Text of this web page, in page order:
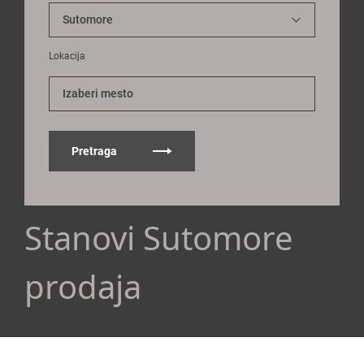
Lokacija
Izaberi mesto
Pretraga
Stanovi Sutomore
prodaja